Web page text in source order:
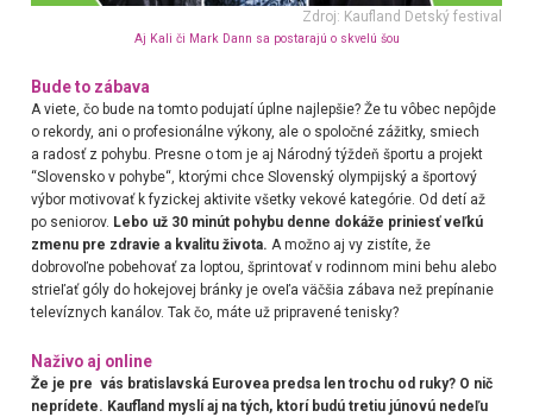
Zdroj: Kaufland Detský festival
Aj Kali či Mark Dann sa postarajú o skvelú šou
Bude to zábava
A viete, čo bude na tomto podujatí úplne najlepšie? Že tu vôbec nepôjde
o rekordy, ani o profesionálne výkony, ale o spoločné zážitky, smiech
a radosť z pohybu. Presne o tom je aj Národný týždeň športu a projekt
“Slovensko v pohybe“, ktorými chce Slovenský olympijský a športový
výbor motivovať k fyzickej aktivite všetky vekové kategórie. Od detí až
po seniorov. Lebo už 30 minút pohybu denne dokáže priniesť veľkú
zmenu pre zdravie a kvalitu života. A možno aj vy zistíte, že
dobrovoľne pobehovať za loptou, šprintovať v rodinnom mini behu alebo
strieľať góly do hokejovej bránky je oveľa väčšia zábava než prepínanie
televíznych kanálov. Tak čo, máte už pripravené tenisky?
Naživo aj online
Že je pre vás bratislavská Eurovea predsa len trochu od ruky? O nič
neprídete. Kaufland myslí aj na tých, ktorí budú tretiu júnovú nedeľu